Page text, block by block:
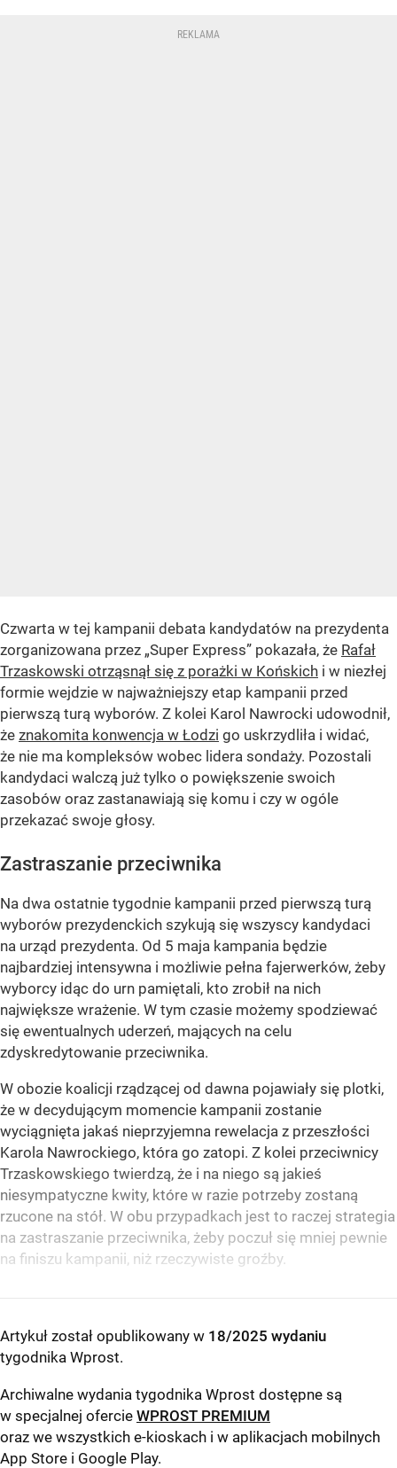
Czwarta w tej kampanii debata kandydatów na prezydenta
zorganizowana przez „Super Express” pokazała, że Rafał
Trzaskowski otrząsnął się z porażki w Końskich i w niezłej
formie wejdzie w najważniejszy etap kampanii przed
pierwszą turą wyborów. Z kolei Karol Nawrocki udowodnił,
że znakomita konwencja w Łodzi go uskrzydliła i widać,
że nie ma kompleksów wobec lidera sondaży. Pozostali
kandydaci walczą już tylko o powiększenie swoich
zasobów oraz zastanawiają się komu i czy w ogóle
przekazać swoje głosy.
Zastraszanie przeciwnika
Na dwa ostatnie tygodnie kampanii przed pierwszą turą
wyborów prezydenckich szykują się wszyscy kandydaci
na urząd prezydenta. Od 5 maja kampania będzie
najbardziej intensywna i możliwie pełna fajerwerków, żeby
wyborcy idąc do urn pamiętali, kto zrobił na nich
największe wrażenie. W tym czasie możemy spodziewać
się ewentualnych uderzeń, mających na celu
zdyskredytowanie przeciwnika.
W obozie koalicji rządzącej od dawna pojawiały się plotki,
że w decydującym momencie kampanii zostanie
wyciągnięta jakaś nieprzyjemna rewelacja z przeszłości
Karola Nawrockiego, która go zatopi. Z kolei przeciwnicy
Trzaskowskiego twierdzą, że i na niego są jakieś
niesympatyczne kwity, które w razie potrzeby zostaną
rzucone na stół. W obu przypadkach jest to raczej strategia
na zastraszanie przeciwnika, żeby poczuł się mniej pewnie
na finiszu kampanii, niż rzeczywiste groźby.
Artykuł został opublikowany w 18/2025 wydaniu
tygodnika Wprost.
Archiwalne wydania tygodnika Wprost dostępne są
w specjalnej ofercie WPROST PREMIUM
oraz we wszystkich e-kioskach i w aplikacjach mobilnych
App Store i Google Play.